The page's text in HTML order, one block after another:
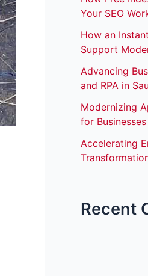
Your SEO
How an
Support
Advancing
and RPA in
Modernizing
for
Accelerating
Recent